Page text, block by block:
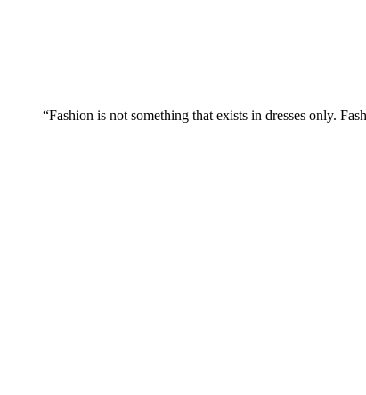
“Fashion is not something that exists in dresses only.